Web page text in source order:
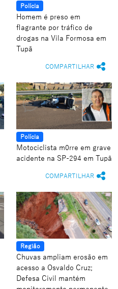
Polícia
Homem é preso em
flagrante por tráfico de
drogas na Vila Formosa em
Tupã
COMPARTILHAR
Polícia
Motociclista m0rre em grave
acidente na SP-294 em Tupã
COMPARTILHAR
Região
Chuvas ampliam erosão em
acesso a Osvaldo Cruz;
Defesa Civil mantém